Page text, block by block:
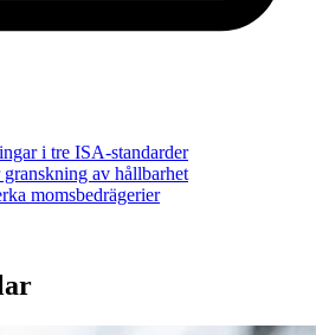
i tre ISA-standarder
av hållbarhet
momsbedrägerier